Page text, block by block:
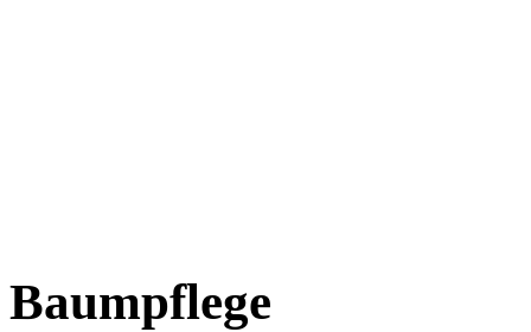
Baumpflege